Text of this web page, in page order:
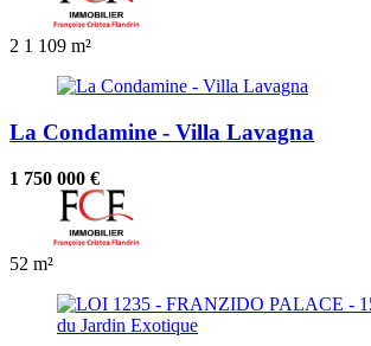
2 1 109 m²
La Condamine - Villa Lavagna
1 750 000 €
52 m²